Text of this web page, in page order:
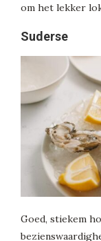
om het lekker
Suderse
Goed, stiekem